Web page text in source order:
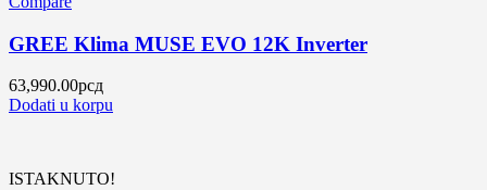
GREE Klima MUSE EVO 12K Inverter
63,990.00рсд
Dodati u korpu
ISTAKNUTO!